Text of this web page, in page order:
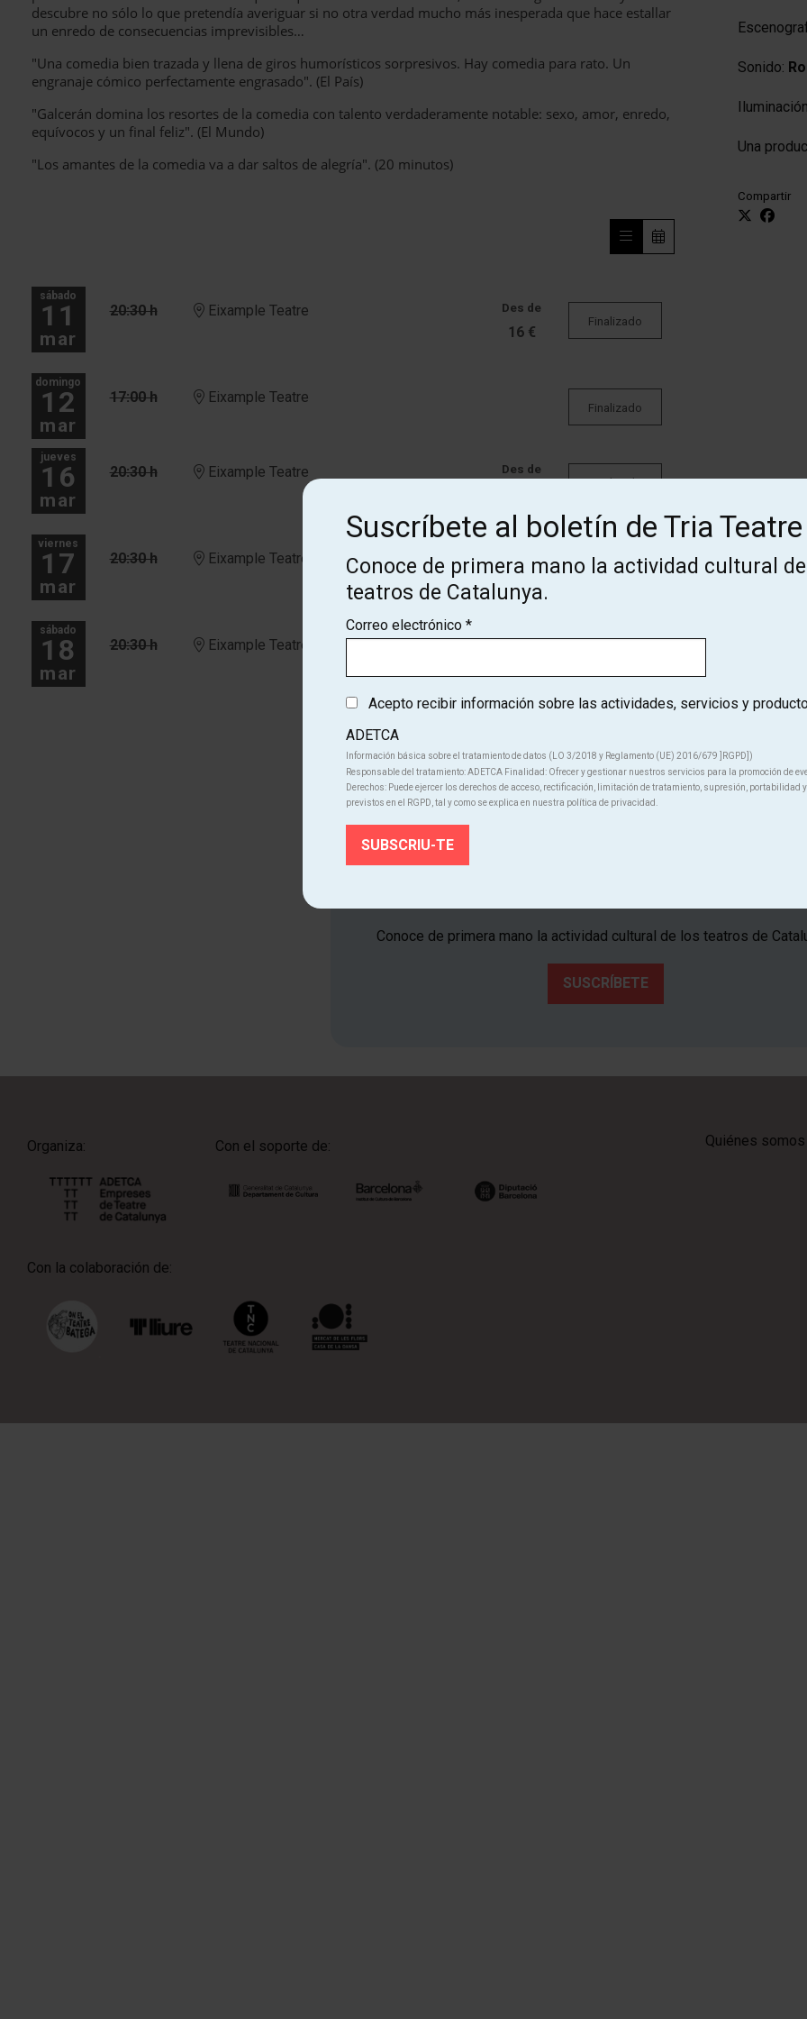
Sonido:
Una
Compartir
descubre no sólo lo que pretendía averiguar si no otra verdad mucho más inesperada que hace estallar
un enredo de consecuencias imprevisibles…
"Una comedia bien trazada y llena de giros humorísticos sorpresivos. Hay comedia para rato. Un
engranaje cómico perfectamente engrasado". (El País)
"Galcerán domina los resortes de la comedia con talento verdaderamente notable: sexo, amor, enredo,
equívocos y un final feliz". (El Mundo)
"Los amantes de la comedia va a dar saltos de alegría". (20 minutos)
sábado
11
mar
20:30 h Eixample Teatre Des de
16 €
Finalizado
domingo
12
mar
17:00 h Eixample Teatre
Finalizado
jueves
16
mar
20:30 h Eixample Teatre Des de
Finalizado
viernes
17
mar
20:30 h Eixample Teatre
Finalizado
sábado
18
mar
20:30 h Eixample Teatre Des de
¡Suscríbete al boletín de Tria
Conoce de primera mano la actividad cultural de los teatros de
SUSCRÍBETE
Organiza: Con el soporte de:
Con la colaboración de:
Quiénes somos
Suscríbete al boletín de Tria Teatre
Conoce de primera mano la actividad cultural
teatros de Catalunya.
Correo electrónico *
Acepto recibir información sobre las actividades, servicios y
ADETCA
Información básica sobre el tratamiento de datos (LO 3/2018 y Reglamento (UE) 2016/679 ]RGPD])
Responsable del tratamiento: ADETCA Finalidad: Ofrecer y gestionar nuestros servicios para la promoción de
Derechos: Puede ejercer los derechos de acceso, rectificación, limitación de tratamiento, supresión, portabilidad y
previstos en el RGPD, tal y como se explica en nuestra política de privacidad.